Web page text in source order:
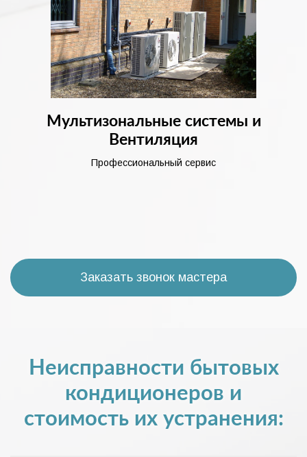
Мультизональные системы и
Вентиляция
Профессиональный сервис
Заказать звонок мастера
Неисправности бытовых
кондиционеров и
стоимость их устранения: